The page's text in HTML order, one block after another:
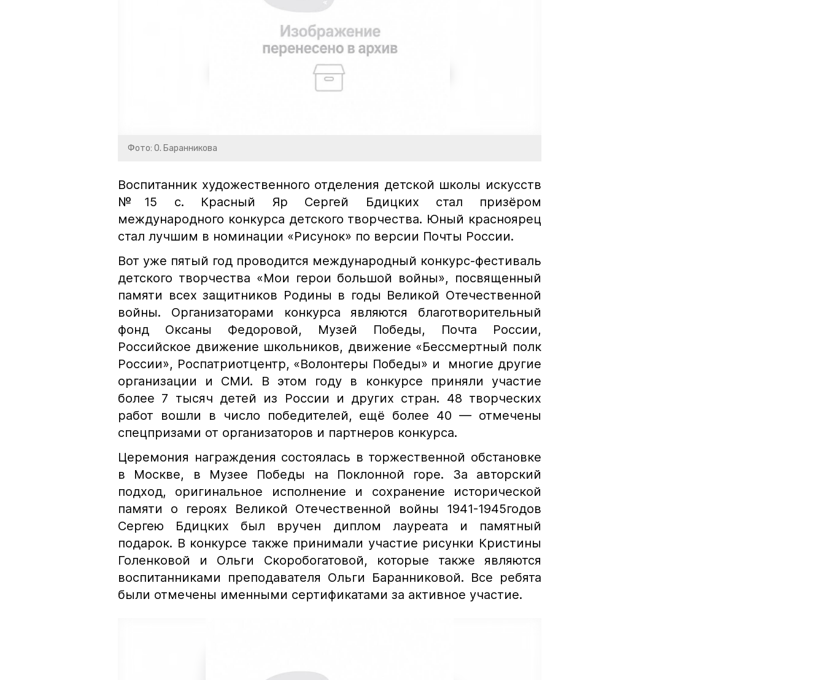
Фото: О. Баранникова
Воспитанник художественного отделения детской школы искусств
№15 с. Красный Яр Сергей Бдицких стал призёром
международного конкурса детского творчества. Юный красноярец
стал лучшим в номинации «Рисунок» по версии Почты России.
Вот уже пятый год проводится международный конкурс-фестиваль
детского творчества «Мои герои большой войны», посвященный
памяти всех защитников Родины в годы Великой Отечественной
войны. Организаторами конкурса являются благотворительный
фонд Оксаны Федоровой, Музей Победы, Почта России,
Российское движение школьников, движение «Бессмертный полк
России», Роспатриотцентр, «Волонтеры Победы» и многие другие
организации и СМИ. В этом году в конкурсе приняли участие
более 7 тысяч детей из России и других стран. 48 творческих
работ вошли в число победителей, ещё более 40 — отмечены
спецпризами от организаторов и партнеров конкурса.
Церемония награждения состоялась в торжественной обстановке
в Москве, в Музее Победы на Поклонной горе. За авторский
подход, оригинальное исполнение и сохранение исторической
памяти о героях Великой Отечественной войны 1941-1945годов
Сергею Бдицких был вручен диплом лауреата и памятный
подарок. В конкурсе также принимали участие рисунки Кристины
Голенковой и Ольги Скоробогатовой, которые также являются
воспитанниками преподавателя Ольги Баранниковой. Все ребята
были отмечены именными сертификатами за активное участие.